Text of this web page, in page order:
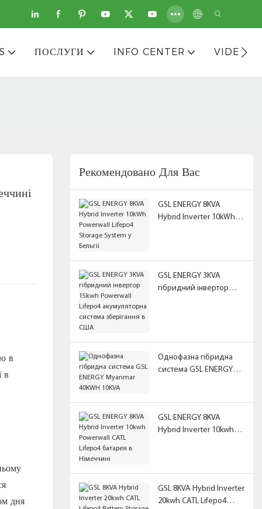
ПОСЛУГИ INFO CENTER VIDEOS
в
в
дня
Рекомендовано Для Вас
GSL ENERGY 8KVA
Hybrid Inverter 10kWh
GSL ENERGY 3KVA
гібридний інвертор
Однофазна гібридна
система GSL ENERGY
GSL ENERGY 8KVA
Hybrid Inverter 10kwh
GSL 8KVA Hybrid Inverter
20kwh CATL Lifepo4